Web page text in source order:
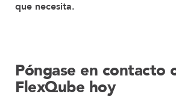
que necesita.
Póngase en contacto
FlexQube hoy